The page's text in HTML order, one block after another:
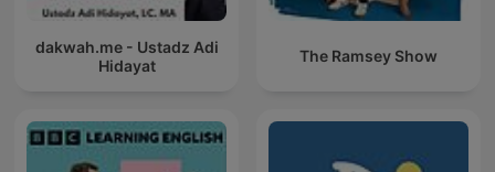
dakwah.me - Ustadz Adi
Hidayat
The Ramsey Show